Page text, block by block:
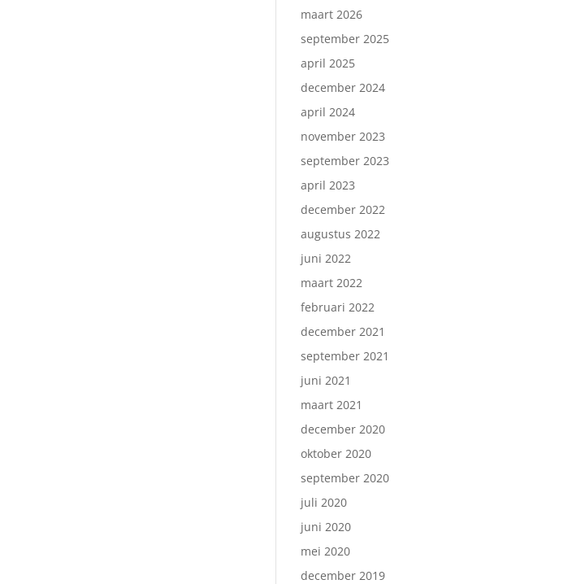
maart 2026
september 2025
april 2025
december 2024
april 2024
november 2023
september 2023
april 2023
december 2022
augustus 2022
juni 2022
maart 2022
februari 2022
december 2021
september 2021
juni 2021
maart 2021
december 2020
oktober 2020
september 2020
juli 2020
juni 2020
mei 2020
december 2019